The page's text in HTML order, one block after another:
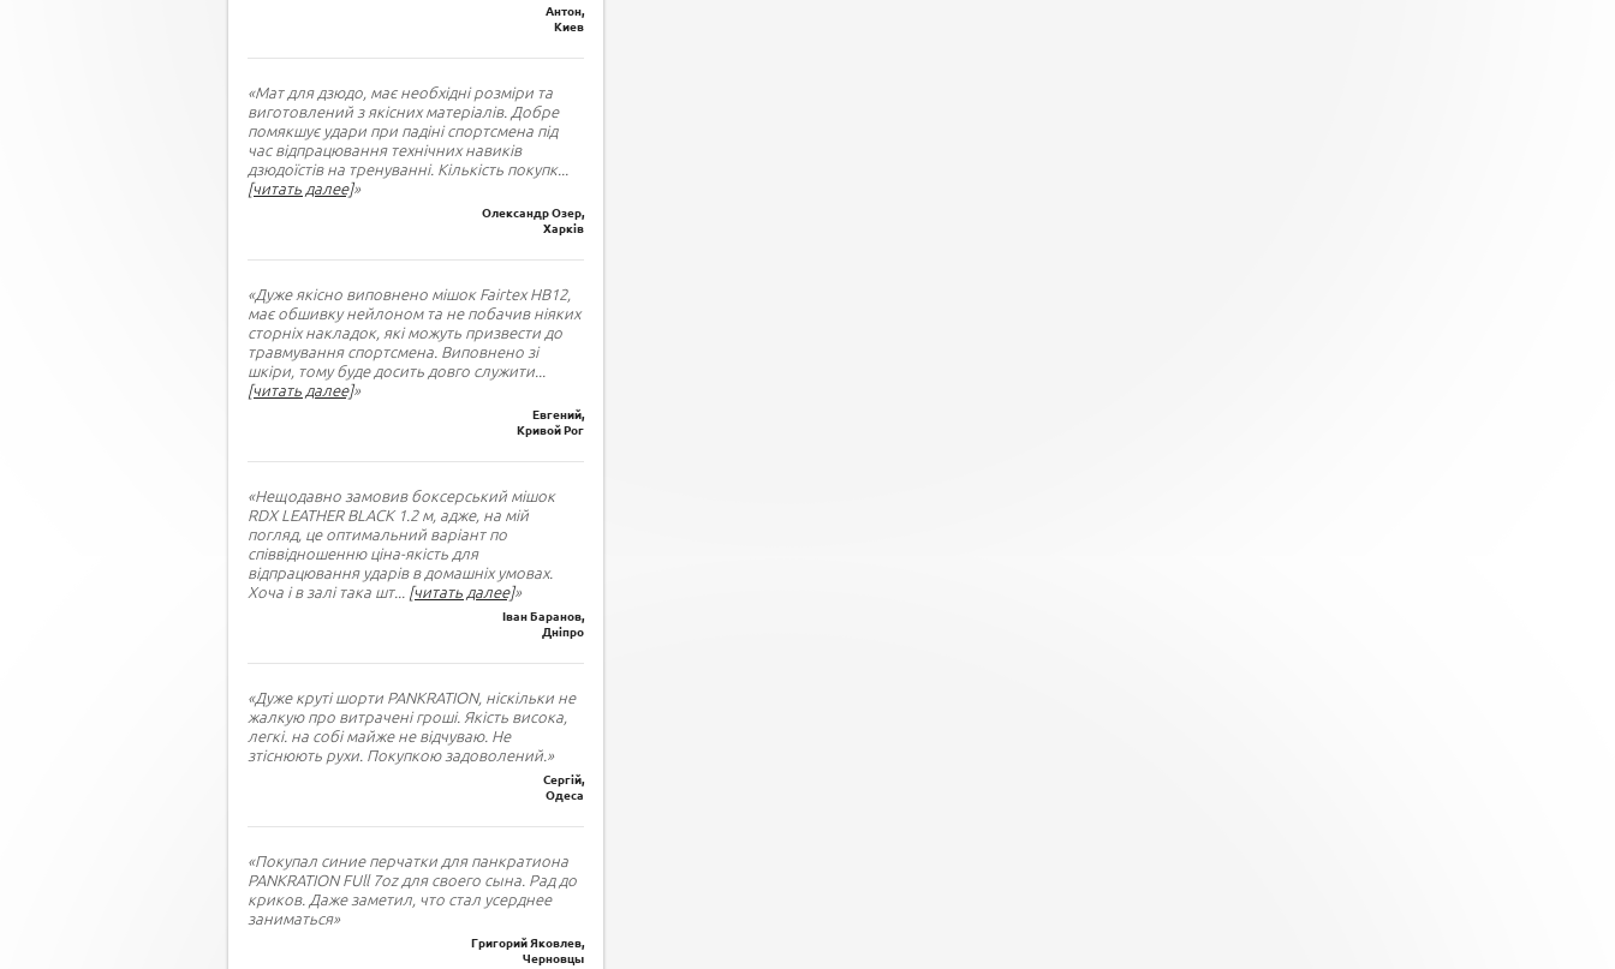
Антон,
Киев
«Мат для дзюдо, має необхідні розміри та
виготовлений з якісних матеріалів. Добре
помякшує удари при падіні спортсмена під
час відпрацювання технічних навиків
дзюдоїстів на тренуванні. Кількість покупк...
[читать далее]»
Олександр Озер,
Харків
«Дуже якісно виповнено мішок Fairtex HB12,
має обшивку нейлоном та не побачив ніяких
сторніх накладок, які можуть призвести до
травмування спортсмена. Виповнено зі
шкіри, тому буде досить довго служити...
[читать далее]»
Евгений,
Кривой Рог
«Нещодавно замовив боксерський мішок
RDX LEATHER BLACK 1.2 м, адже, на мій
погляд, це оптимальний варіант по
співвідношенню ціна-якість для
відпрацювання ударів в домашніх умовах.
Хоча і в залі така шт... [читать далее]»
Іван Баранов,
Дніпро
«Дуже круті шорти PANKRATION, ніскільки не
жалкую про витрачені гроші. Якість висока,
легкі. на собі майже не відчуваю. Не
зтіснюють рухи. Покупкою задоволений.»
Сергій,
Одеса
«Покупал синие перчатки для панкратиона
PANKRATION FUll 7oz для своего сына. Рад до
криков. Даже заметил, что стал усерднее
заниматься»
Григорий Яковлев,
Черновцы